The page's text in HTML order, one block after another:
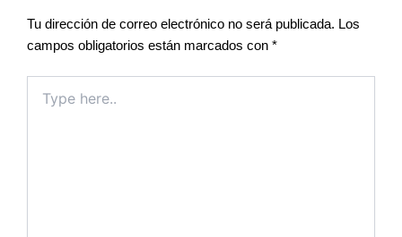
Tu dirección de correo electrónico no será publicada. Los
campos obligatorios están marcados con *
here..